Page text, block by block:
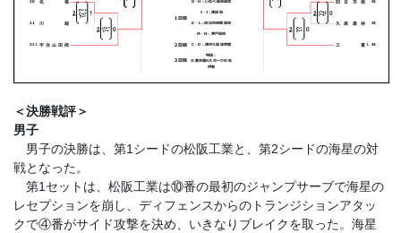
＜決勝戦評＞
男子
男子の決勝は、第1シードの松阪工業と、第2シードの海星の対
戦となった。
第1セットは、松阪工業は⑩番の最初のジャンプサーブで海星の
レセプションを崩し、ディフェンスからのトランジションアタッ
クで④番がサイド攻撃を決め、いきなりブレイクを取った。海星